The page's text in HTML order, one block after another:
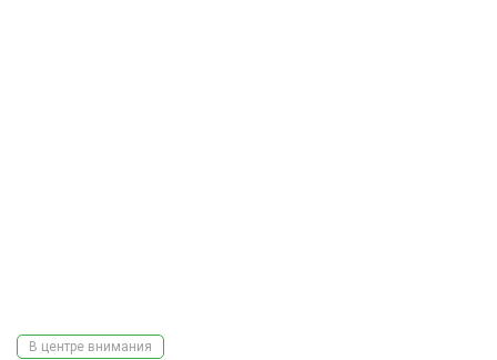
В центре внимания